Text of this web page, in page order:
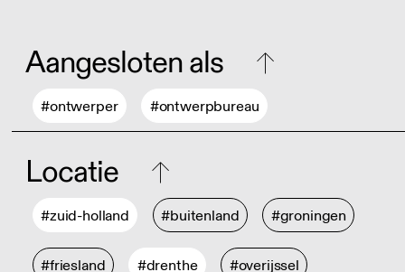
Aangesloten als
#ontwerper #ontwerpbureau
Locatie
#zuid-holland #buitenland #groningen
#friesland #drenthe #overijssel